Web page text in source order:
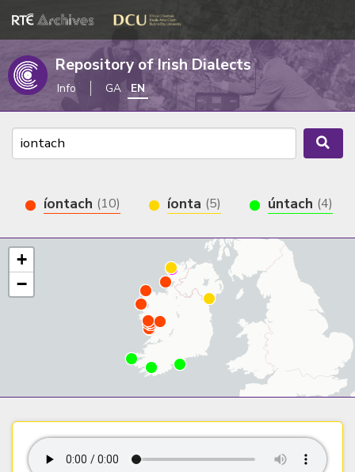
Repository of Irish Dialects
Info GA EN
íontach (10) íonta (5) úntach (4)
+
−